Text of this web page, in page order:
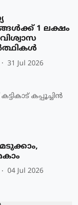
1 ലക്ഷം
31 Jul 2026
കപ്പൂച്ചിൻ
04 Jul 2026